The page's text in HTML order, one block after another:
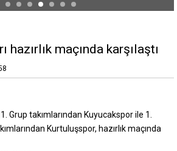
hazırlık maçında karşılaştı
Grup takımlarından Kuyucakspor ile 1.
Kurtuluşspor, hazırlık maçında